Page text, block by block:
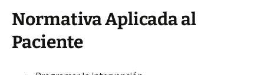
Normativa Aplicada al
Paciente